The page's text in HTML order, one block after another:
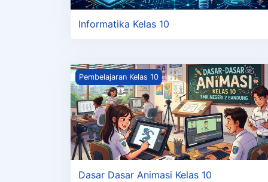
Informatika Kelas 10
Dasar Dasar Animasi Kelas 10
Pembelajaran Kelas 10
Dasar Dasar Animasi Kelas 10